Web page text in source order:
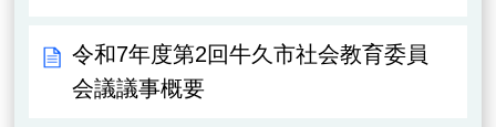
令和7年度第2回牛久市社会教育委員
会議議事概要